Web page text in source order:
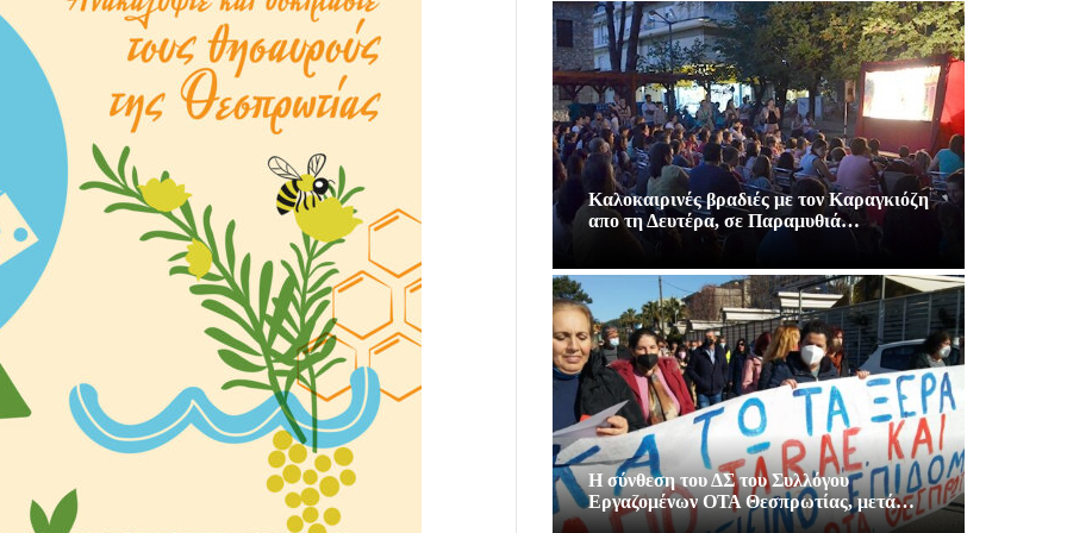
Καλοκαιρινές βραδιές με τον Καραγκιόζη
απο τη Δευτέρα, σε Παραμυθιά…
Η σύνθεση του ΔΣ του Συλλόγου
Εργαζομένων ΟΤΑ Θεσπρωτίας, μετά…